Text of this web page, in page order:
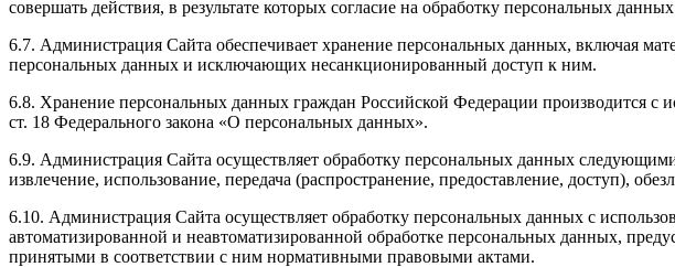
совершать действия, в результате которых согласие на обработку персональных
6.7. Администрация Сайта обеспечивает хранение персональных данных, включая
персональных данных и исключающих несанкционированный доступ к ним.
6.8. Хранение персональных данных граждан Российской Федерации производится с
ст. 18 Федерального закона «О персональных данных».
6.9. Администрация Сайта осуществляет обработку персональных данных
извлечение, использование, передача (распространение, предоставление, доступ),
6.10. Администрация Сайта осуществляет обработку персональных данных с
автоматизированной и неавтоматизированной обработке персональных данных,
принятыми в соответствии с ним нормативными правовыми актами.